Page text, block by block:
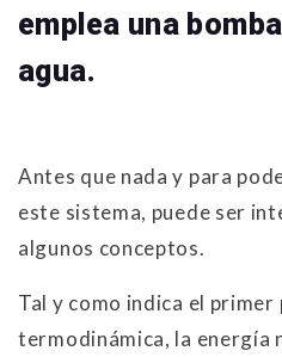
emplea una
agua.
Antes que nada y para
este sistema, puede ser
algunos conceptos.
Tal y como indica el primer
termodinámica, la energía